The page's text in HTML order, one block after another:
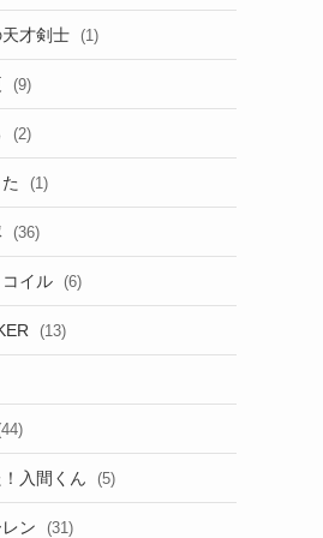
才剣士 (1)
(9)
(2)
(1)
(36)
イル (6)
(13)
入間くん (5)
ン (31)